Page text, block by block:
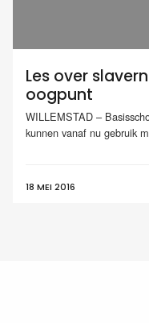
Les over
oogpunt
WILLEMSTAD –
kunnen vanaf nu gebruik
18 MEI 2016